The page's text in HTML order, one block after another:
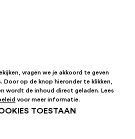
vragen we je akkoord te geven
Door op de knop hieronder te klikken,
wordt de inhoud direct geladen. Lees
voor meer informatie.
TOESTAAN